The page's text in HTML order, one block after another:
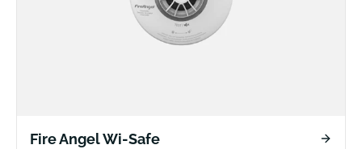
Fire Angel Wi-Safe